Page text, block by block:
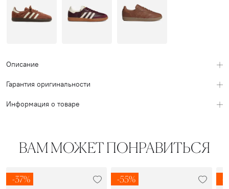
Описание
Гарантия оригинальности
Информация о товаре
ВАМ МОЖЕТ ПОНРАВИТЬСЯ
-37% -55% -